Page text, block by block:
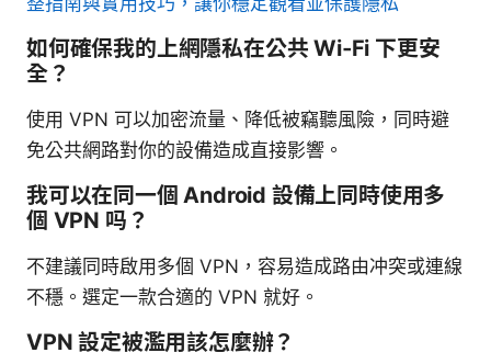
如何確保我的上網隱私在公共 Wi‑Fi 下更安
全？
使用 VPN 可以加密流量、降低被竊聽風險，同時避
免公共網路對你的設備造成直接影響。
我可以在同一個 Android 設備上同時使用多
個 VPN 吗？
不建議同時啟用多個 VPN，容易造成路由冲突或連線
不穩。選定一款合適的 VPN 就好。
VPN 設定被濫用該怎麼辦？